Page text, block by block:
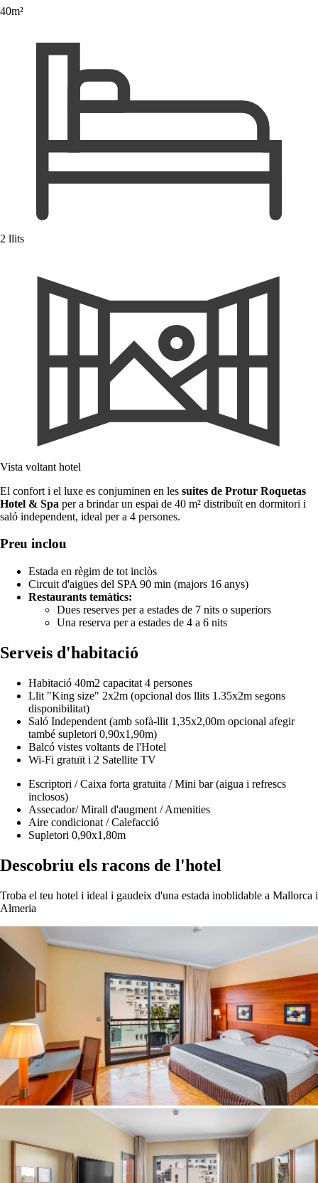
40m²
2 llits
Vista voltant hotel
El confort i el luxe es conjuminen en les suites de Protur Roquetas
Hotel & Spa per a brindar un espai de 40 m² distribuït en dormitori i
saló independent, ideal per a 4 persones.
Preu inclou
Estada en règim de tot inclòs
Circuit d'aigües del SPA 90 min (majors 16 anys)
Restaurants temàtics:
Dues reserves per a estades de 7 nits o superiors
Una reserva per a estades de 4 a 6 nits
Serveis d'habitació
Habitació 40m2 capacitat 4 persones
Llit "King size" 2x2m (opcional dos llits 1.35x2m segons
disponibilitat)
Saló Independent (amb sofà-llit 1,35x2,00m opcional afegir
també supletori 0,90x1,90m)
Balcó vistes voltants de l'Hotel
Wi-Fi gratuït i 2 Satellite TV
Escriptori / Caixa forta gratuïta / Mini bar (aigua i refrescs
inclosos)
Assecador/ Mirall d'augment / Amenities
Aire condicionat / Calefacció
Supletori 0,90x1,80m
Descobriu els racons de l'hotel
Troba el teu hotel i ideal i gaudeix d'una estada inoblidable a Mallorca i
Almeria